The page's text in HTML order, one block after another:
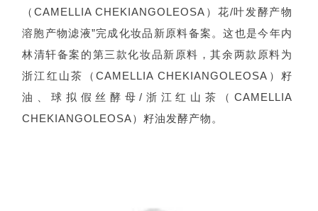
（CAMELLIA CHEKIANGOLEOSA）花/叶发酵产物
溶胞产物滤液”完成化妆品新原料备案。这也是今年内
林清轩备案的第三款化妆品新原料，其余两款原料为
浙江红山茶（CAMELLIA CHEKIANGOLEOSA）籽
油、球拟 假丝酵母/浙江红山茶（CAMELLIA
CHEKIANGOLEOSA）籽油发酵产物。